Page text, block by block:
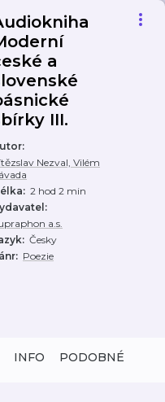
a
III.
:
Nezval, Vilém
: 2 hod 2 min
:
a.s.
: Česky
: Poezie
INFO PODOBNÉ